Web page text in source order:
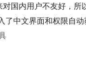
国内用户不友好，所
了中文界面和权限自动